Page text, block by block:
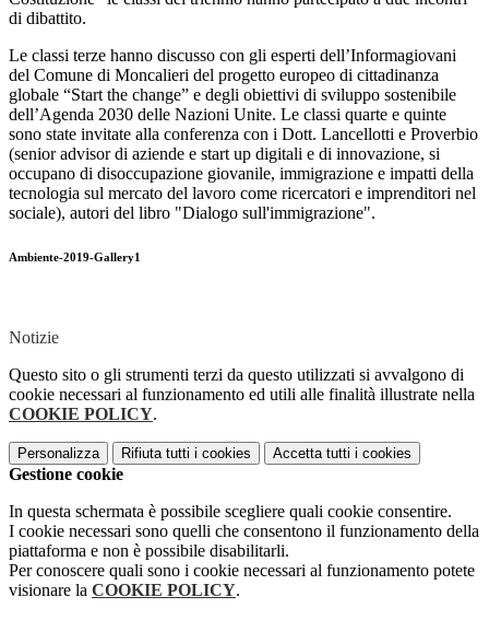
di dibattito.
Le classi terze hanno discusso con gli esperti dell’Informagiovani
del Comune di Moncalieri del progetto europeo di cittadinanza
globale “Start the change” e degli obiettivi di sviluppo sostenibile
dell’Agenda 2030 delle Nazioni Unite. Le classi quarte e quinte
sono state invitate alla conferenza con i Dott. Lancellotti e Proverbio
(senior advisor di aziende e start up digitali e di innovazione, si
occupano di disoccupazione giovanile, immigrazione e impatti della
tecnologia sul mercato del lavoro come ricercatori e imprenditori nel
sociale), autori del libro "Dialogo sull'immigrazione".
Ambiente-2019-Gallery1
Notizie
Questo sito o gli strumenti terzi da questo utilizzati si avvalgono di
cookie necessari al funzionamento ed utili alle finalità illustrate nella
COOKIE POLICY.
Personalizza Rifiuta tutti i cookies Accetta tutti i cookies
Gestione cookie
In questa schermata è possibile scegliere quali cookie consentire.
I cookie necessari sono quelli che consentono il funzionamento della
piattaforma e non è possibile disabilitarli.
Per conoscere quali sono i cookie necessari al funzionamento potete
visionare la COOKIE POLICY.